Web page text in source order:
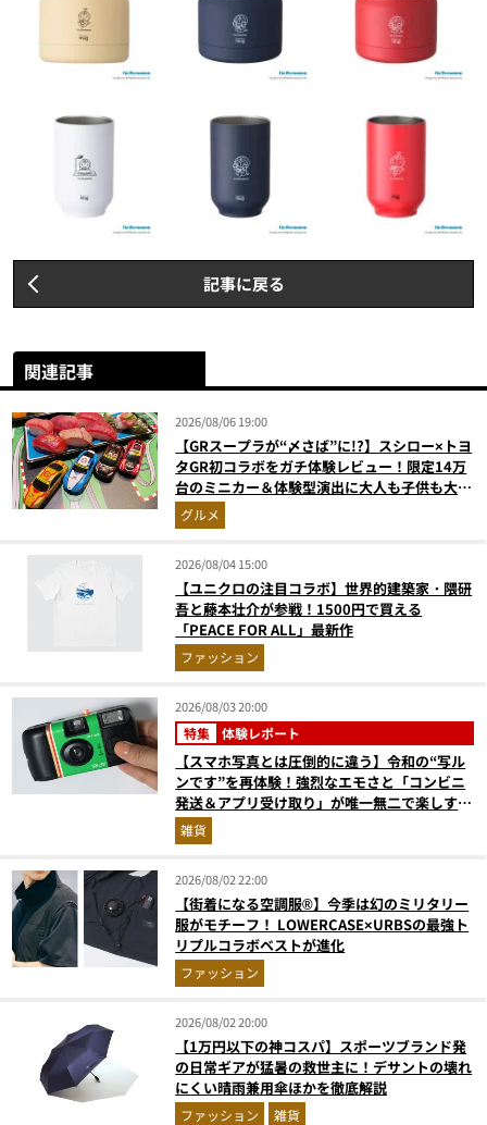
記事に戻る
関連記事
2026/08/06 19:00
【GRスープラが“〆さば”に!?】スシロー×トヨ
タGR初コラボをガチ体験レビュー！限定14万
台のミニカー＆体験型演出に大人も子供も大興
奮間違いなし
グルメ
2026/08/04 15:00
【ユニクロの注目コラボ】世界的建築家・隈研
吾と藤本壮介が参戦！1500円で買える
「PEACE FOR ALL」最新作
ファッション
2026/08/03 20:00
特集 体験レポート
【スマホ写真とは圧倒的に違う】令和の“写ル
ンです”を再体験！強烈なエモさと「コンビニ
発送＆アプリ受け取り」が唯一無二で楽しすぎ
た雑貨
2026/08/02 22:00
【街着になる空調服®】今季は幻のミリタリー
服がモチーフ！ LOWERCASE×URBSの最強ト
リプルコラボベストが進化
ファッション
2026/08/02 20:00
【1万円以下の神コスパ】スポーツブランド発
の日常ギアが猛暑の救世主に！デサントの壊れ
にくい晴雨兼用傘ほかを徹底解説
ファッション 雑貨